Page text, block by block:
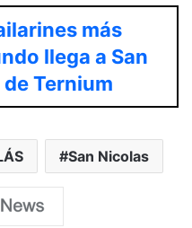
más
llega a San
Ternium
San Nicolas